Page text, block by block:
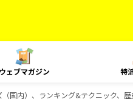
ウェブマガジン 特
国内）、ランキング&テクニック、